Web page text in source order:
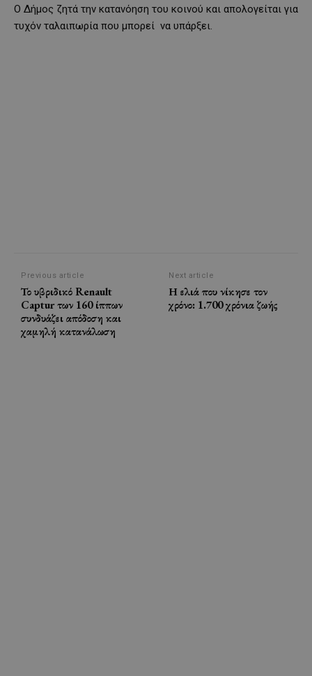
Ο Δήμος ζητά την κατανόηση του κοινού και απολογείται για
τυχόν ταλαιπωρία που μπορεί να υπάρξει.
Previous article
Το υβριδικό Renault
Captur των 160 ίππων
συνδυάζει απόδοση και
χαμηλή κατανάλωση
Next article
Η ελιά που νίκησε τον
χρόνο: 1.700 χρόνια ζωής